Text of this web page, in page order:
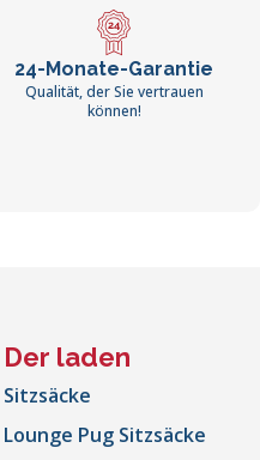
24-Monate-Garantie
Qualität, der Sie vertrauen
können!
Der laden
Sitzsäcke
Lounge Pug Sitzsäcke